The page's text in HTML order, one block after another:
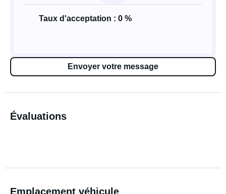
Taux d'acceptation : 0 %
Envoyer votre message
Évaluations
Emplacement véhicule